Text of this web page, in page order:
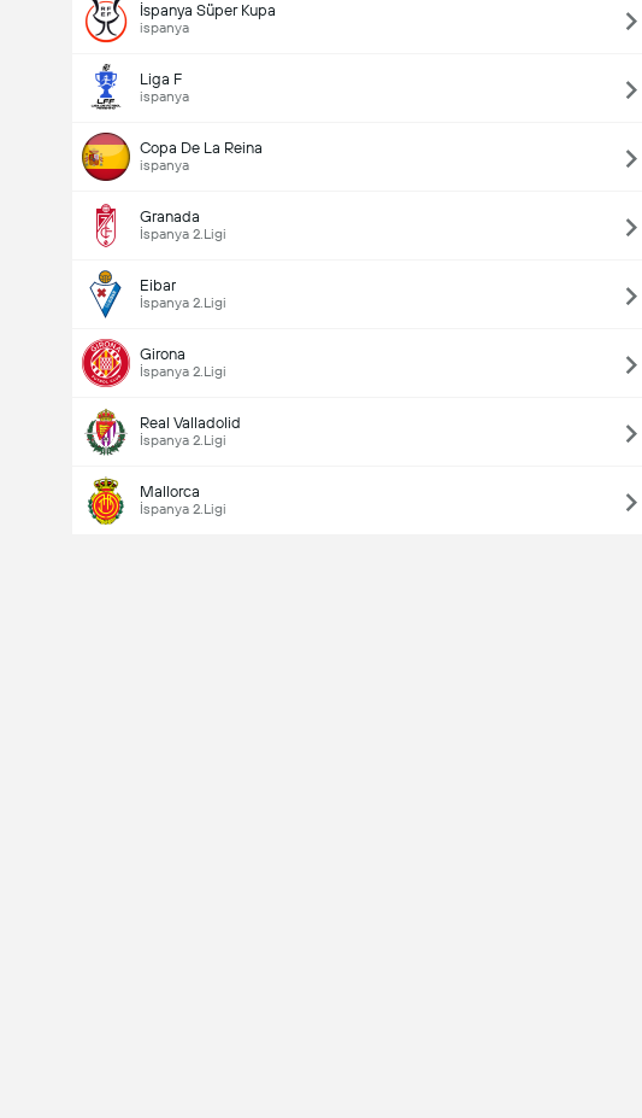
İspanya Süper Kupa
ispanya
Liga F
ispanya
Copa De La Reina
ispanya
Granada
İspanya 2.Ligi
Eibar
İspanya 2.Ligi
Girona
İspanya 2.Ligi
Real Valladolid
İspanya 2.Ligi
Mallorca
İspanya 2.Ligi